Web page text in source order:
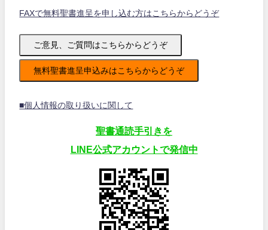
FAXで無料聖書進呈を申し込む方はこちらからどうぞ
ご意見、ご質問はこちらからどうぞ
無料聖書進呈申込みはこちらからどうぞ
■個人情報の取り扱いに関して
聖書通読手引きを
LINE公式アカウントで発信中